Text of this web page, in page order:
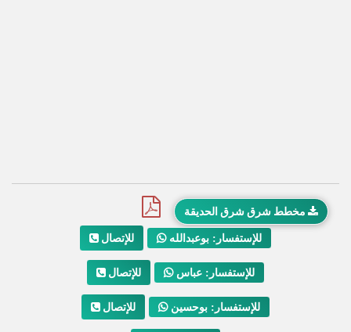
مخطط شرق شرق الحديقة
للإتصال للإستفسار: بوعبدالله
للإتصال للإستفسار: عباس
للإتصال للإستفسار: بوحسين